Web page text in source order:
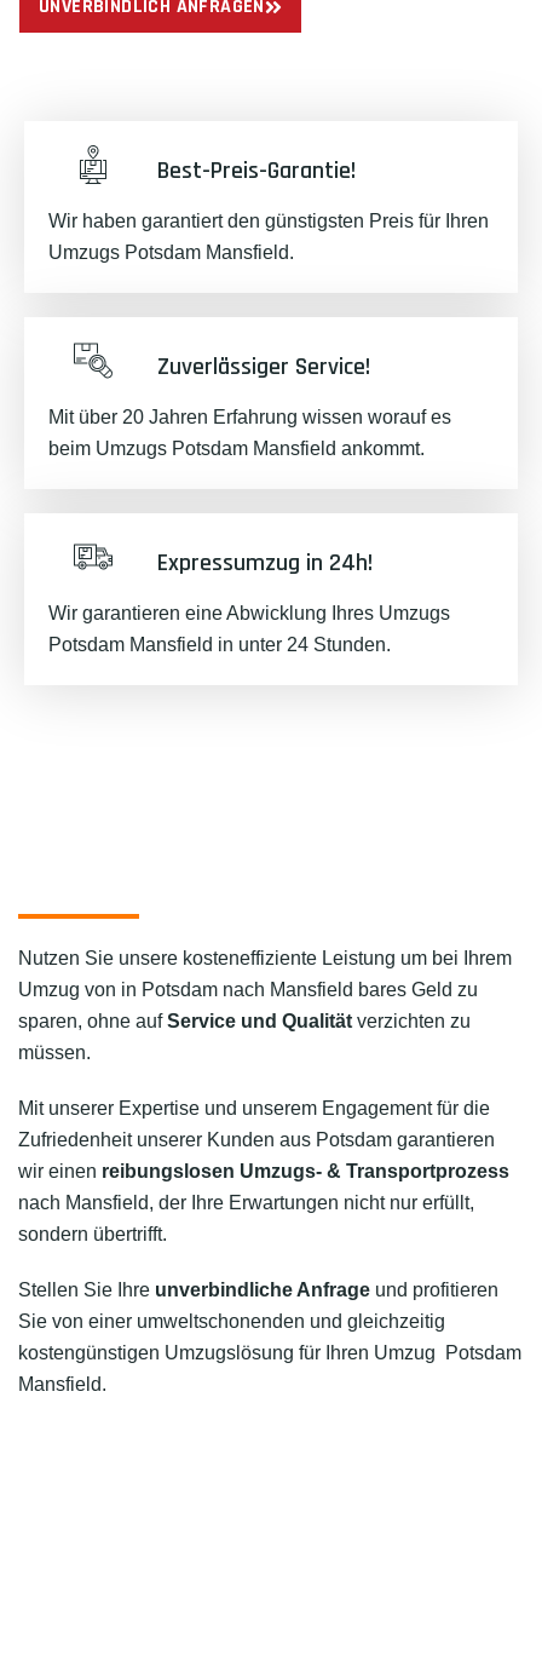
UNVERBINDLICH ANFRAGEN
Best-Preis-Garantie!
Wir haben garantiert den günstigsten Preis für Ihren
Umzugs Potsdam Mansfield.
Zuverlässiger Service!
Mit über 20 Jahren Erfahrung wissen worauf es
beim Umzugs Potsdam Mansfield ankommt.
Expressumzug in 24h!
Wir garantieren eine Abwicklung Ihres Umzugs
Potsdam Mansfield in unter 24 Stunden.
Nutzen Sie unsere kosteneffiziente Leistung um bei Ihrem
Umzug von in Potsdam nach Mansfield bares Geld zu
sparen, ohne aufService und Qualität verzichten zu
müssen.
Mit unserer Expertise und unserem Engagement für die
Zufriedenheit unserer Kunden aus Potsdam garantieren
wir einen reibungslosen Umzugs- & Transportprozess
nach Mansfield, der Ihre Erwartungen nicht nur erfüllt,
sondern übertrifft.
Stellen Sie Ihre unverbindliche Anfrage und profitieren
Sie von einer umweltschonenden und gleichzeitig
kostengünstigen Umzugslösung für Ihren Umzug Potsdam
Mansfield.